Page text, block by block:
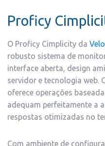
Proficy
O Proficy Cimplicity da
robusto sistema de
interface aberta, design
servidor e tecnologia web.
oferece operações
adequam perfeitamente a
respostas otimizadas no
Com ambiente de